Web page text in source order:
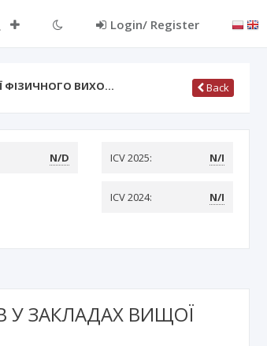
Login/ Register
ФІЗИЧНОГО ВИХО… Back
N/D ICV 2025: N/I
ICV 2024: N/I
У ЗАКЛАДАХ ВИЩОЇ